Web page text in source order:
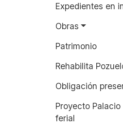
Expedientes en
Obras
Patrimonio
Rehabilita
Obligación
Proyecto
ferial